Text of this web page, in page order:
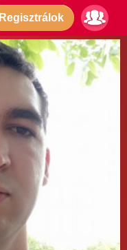
Regisztrálok